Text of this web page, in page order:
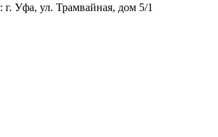
: г. Уфа, ул. Трамвайная, дом 5/1